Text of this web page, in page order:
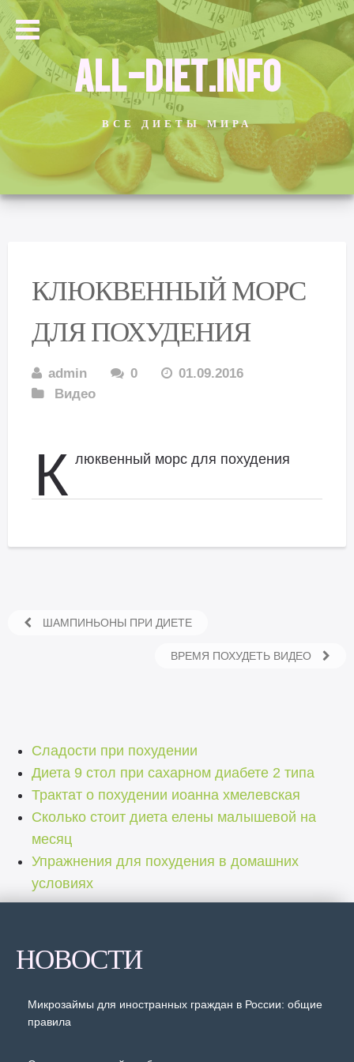
ALL-DIET.INFO
ВСЕ ДИЕТЫ МИРА
КЛЮКВЕННЫЙ МОРС
ДЛЯ ПОХУДЕНИЯ
admin 0
01.09.2016
Видео
К люквенный морс для похудения
ШАМПИНЬОНЫ ПРИ ДИЕТЕ
ВРЕМЯ ПОХУДЕТЬ ВИДЕО
Сладости при похудении
Диета 9 стол при сахарном диабете 2 типа
Трактат о похудении иоанна хмелевская
Сколько стоит диета елены малышевой на
месяц
Упражнения для похудения в домашних
условиях
НОВОСТИ
Микрозаймы для иностранных граждан в России: общие
правила